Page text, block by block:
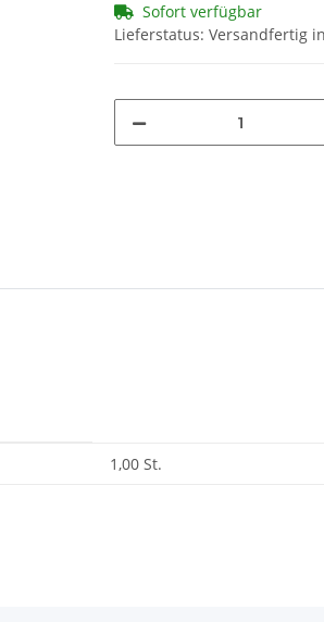
Sofort verfügbar
Lieferstatus: Versandfertig
1,00 St.